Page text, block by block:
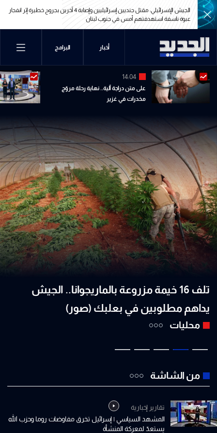
الجيش الإسرائيلي: مقتل جنديين إسرائيليين وإصابة 4 آخرين بجروح خطيرة إثر انفجار
عبوة ناسفة استهدفتهم أمس في جنوب لبنان
عبوة ناسفة استهدفتهم أمس في جنوب لبنان
أخبار البرامج
14:04
على متن دراجة آلية.. نهاية رحلة مروّج
مخدرات في غزير
تلف 16 خيمة مزروعة بالماريجوانا.. الجيش
يداهم مطلوبين في بعلبك (صور)
محليات
من الشاشة
تقارير إخبارية
المشهد السياسي | إسرائيل تخرق مفاوضات روما وحزب الله
يستعدّ لمعركة المنشأة